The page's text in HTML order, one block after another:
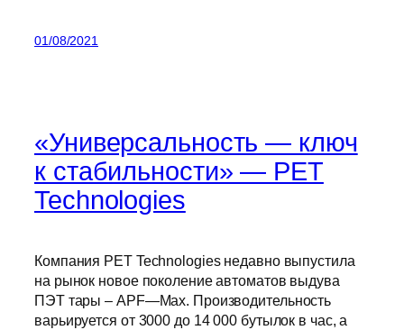
01/08/2021
«Универсальность — ключ
к стабильности» — PET
Technologies
Компания PET Technologies недавно выпустила
на рынок новое поколение автоматов выдува
ПЭТ тары – APF—Max. Производительность
варьируется от 3000 до 14 000 бутылок в час, а